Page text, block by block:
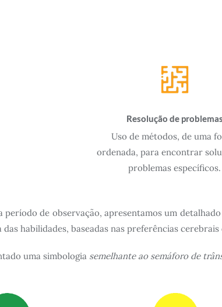
Resolução de problemas
Uso de métodos, de uma
ordenada, para encontrar
problemas específicos.
período de observação, apresentamos um
habilidades, baseadas nas preferências cerebrais
uma simbologia semelhante ao semáforo de